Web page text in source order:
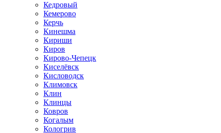
Кедровый
Кемерово
Керчь
Кинешма
Кириши
Киров
Кирово-Чепецк
Киселёвск
Кисловодск
Климовск
Клин
Клинцы
Ковров
Когалым
Кологрив